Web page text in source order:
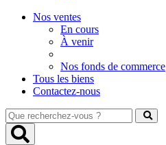
Nos ventes
En cours
À venir
Nos fonds de commerce
Tous les biens
Contactez-nous
Que
recherchez-
vous